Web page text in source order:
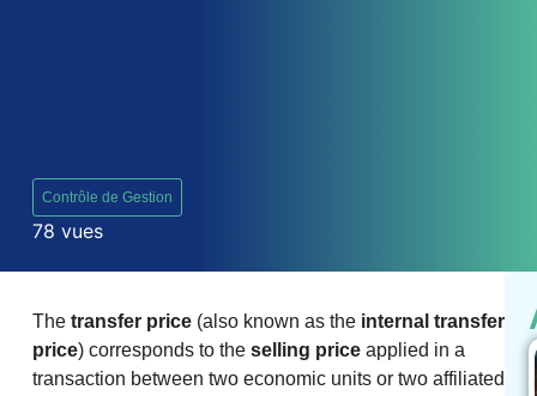
Contrôle de Gestion
78 vues
The transfer price(also known as the internal transfer
price) corresponds to the selling priceapplied in a
transaction between two economic units or two affiliated